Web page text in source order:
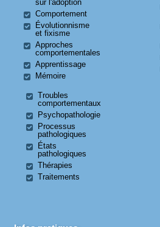
sur l'adoption
Comportement
Évolutionnisme
et fixisme
Approches
comportementales
Apprentissage
Mémoire
Troubles
comportementaux
Psychopathologie
Processus
pathologiques
États
pathologiques
Thérapies
Traitements